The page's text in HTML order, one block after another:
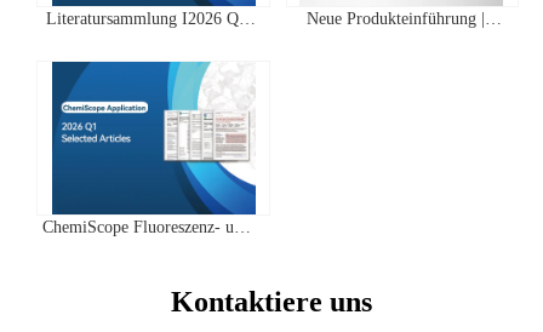
Literatursammlung I2026 Q2
Anwendungen
Neue Produkteinführung |
ChemiScope Fluoreszenz- und
LiteraturzusammenfassungKontaktiere uns